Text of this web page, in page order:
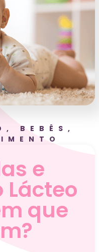
, BEBÊS ,
e
Lácteo
que